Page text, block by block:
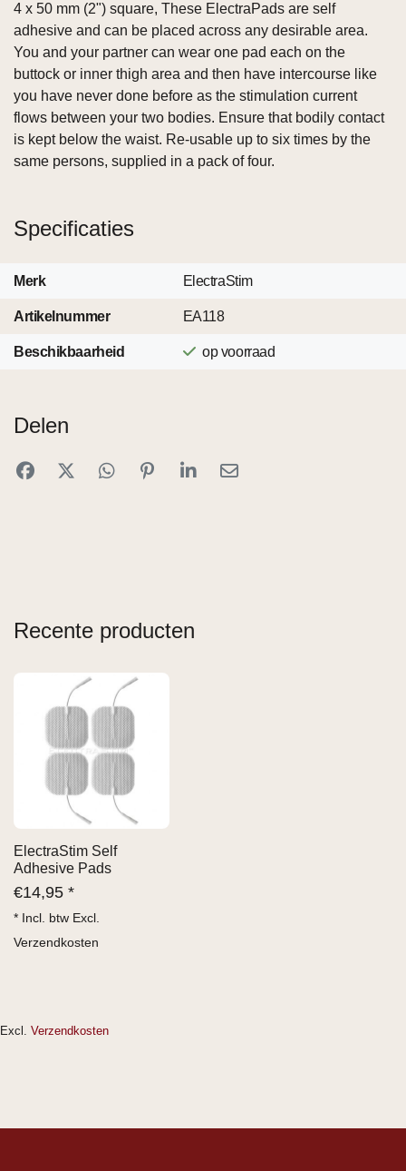
4 x 50 mm (2") square, These ElectraPads are self
adhesive and can be placed across any desirable area.
You and your partner can wear one pad each on the
buttock or inner thigh area and then have intercourse like
you have never done before as the stimulation current
flows between your two bodies. Ensure that bodily contact
is kept below the waist. Re-usable up to six times by the
same persons, supplied in a pack of four.
Specificaties
Merk ElectraStim
Artikelnummer EA118
Beschikbaarheid op voorraad
Delen
Recente producten
ElectraStim Self
Adhesive Pads
€14,95 *
* Incl. btw Excl.
Verzendkosten
Excl. Verzendkosten